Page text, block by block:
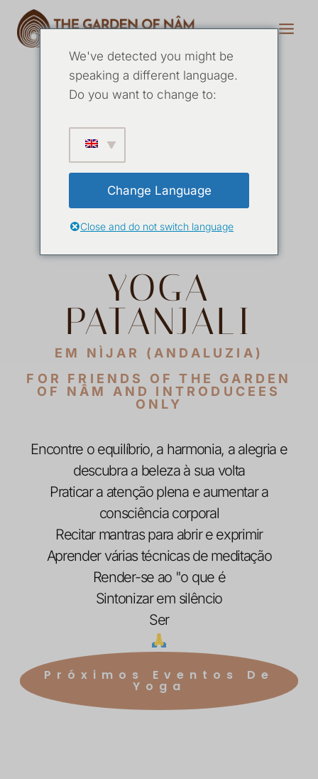
RETIRO DE
YOGA EM
ESPANHA
YOGA
PATANJALI
EM NÌJAR (ANDALUZIA)
FOR FRIENDS OF THE GARDEN
OF NÂM AND INTRODUCEES
ONLY
Encontre o equilíbrio, a harmonia, a alegria e
descubra a beleza à sua volta
Praticar a atenção plena e aumentar a
consciência corporal
Recitar mantras para abrir e exprimir
Aprender várias técnicas de meditação
Render-se ao "o que é
Sintonizar em silêncio
Ser
Próximos Eventos De
Yoga
We've detected you might be
speaking a different language.
Do you want to change to:
Change Language
Close and do not switch language